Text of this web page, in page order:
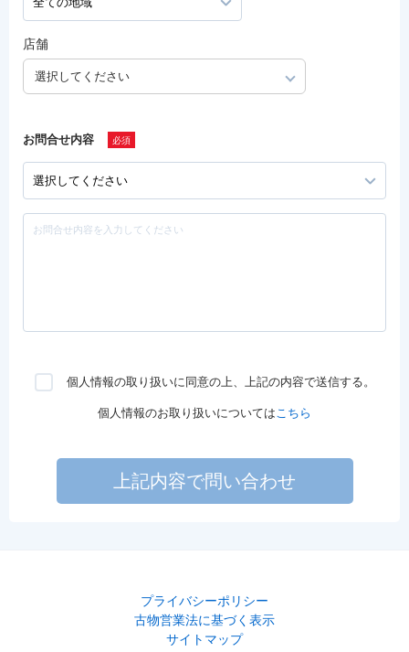
店舗
選択してください
お問合せ内容
個人情報の取り扱いに同意の上、上記の内容で送信する。
個人情報のお取り扱いについてはこちら
上記内容で問い合わせ
プライバシーポリシー
古物営業法に基づく表示
サイトマップ